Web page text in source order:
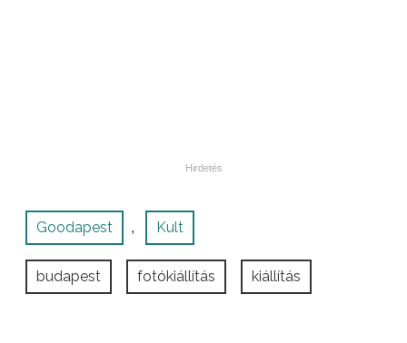
Goodapest , Kult
budapest fotókiállítás kiállítás